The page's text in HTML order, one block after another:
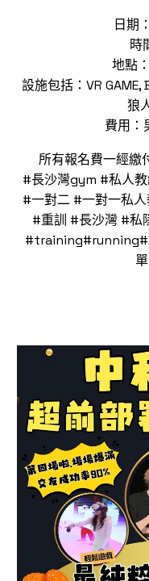
日期
時
地點
設施包括：VR GAME,
狼
費用：
所有報名費一經繳
#長沙灣gym #私人
#一對二 #一對一私
#重訓 #長沙灣 #
#training#running#